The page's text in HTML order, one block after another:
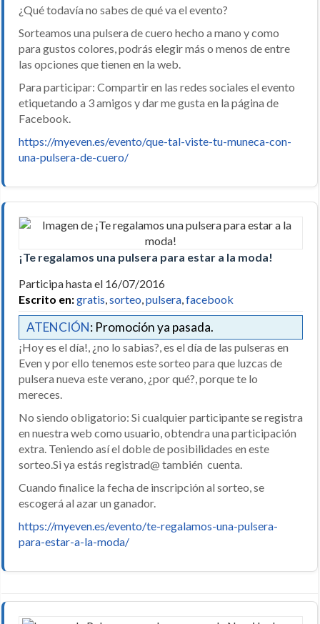
¿Qué todavía no sabes de qué va el evento?
Sorteamos una pulsera de cuero hecho a mano y como
para gustos colores, podrás elegir más o menos de entre
las opciones que tienen en la web.
Para participar: Compartir en las redes sociales el evento
etiquetando a 3 amigos y dar me gusta en la página de
Facebook.
https://myeven.es/evento/que-tal-viste-tu-muneca-con-
una-pulsera-de-cuero/
¡Te regalamos una pulsera para estar a la moda!
Participa hasta el 16/07/2016
Escrito en:gratis,sorteo,pulsera,facebook
ATENCIÓN: Promoción ya pasada.
¡Hoy es el día!, ¿no lo sabias?, es el día de las pulseras en
Even y por ello tenemos este sorteo para que luzcas de
pulsera nueva este verano, ¿por qué?, porque te lo
mereces.
No siendo obligatorio: Si cualquier participante se registra
en nuestra web como usuario, obtendra una participación
extra. Teniendo así el doble de posibilidades en este
sorteo.Si ya estás registrad@ también cuenta.
Cuando finalice la fecha de inscripción al sorteo, se
escogerá al azar un ganador.
https://myeven.es/evento/te-regalamos-una-pulsera-
para-estar-a-la-moda/